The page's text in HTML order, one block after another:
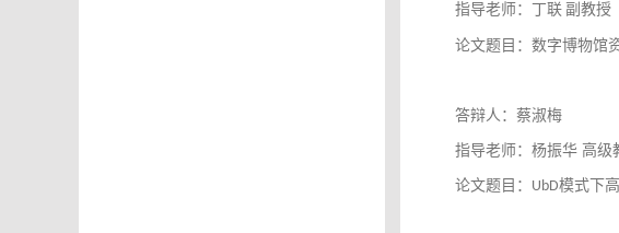
指导老师：丁联 副教授
论文题目：数字博物馆
答辩人：蔡淑梅
指导老师：杨振华 高级
论文题目： UbD模式下